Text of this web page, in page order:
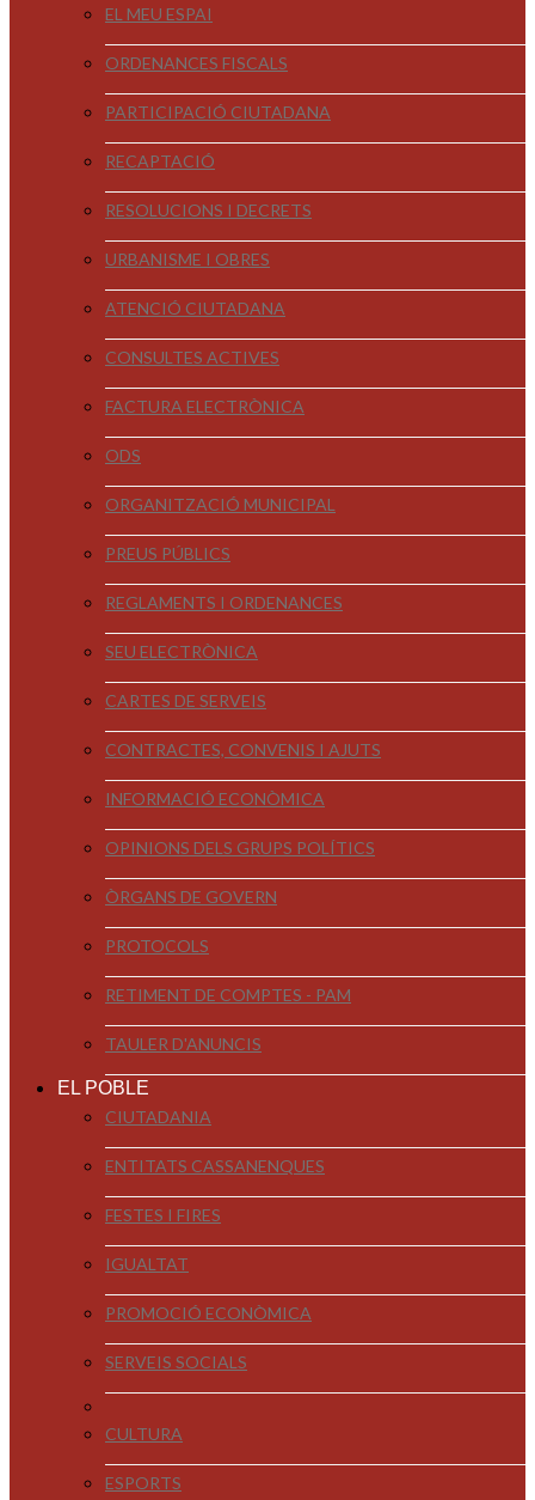
EL MEU ESPAI
ORDENANCES FISCALS
PARTICIPACIÓ CIUTADANA
RECAPTACIÓ
RESOLUCIONS I DECRETS
URBANISME I OBRES
ATENCIÓ CIUTADANA
CONSULTES ACTIVES
FACTURA ELECTRÒNICA
ODS
ORGANITZACIÓ MUNICIPAL
PREUS PÚBLICS
REGLAMENTS I ORDENANCES
SEU ELECTRÒNICA
CARTES DE SERVEIS
CONTRACTES, CONVENIS I AJUTS
INFORMACIÓ ECONÒMICA
OPINIONS DELS GRUPS POLÍTICS
ÒRGANS DE GOVERN
PROTOCOLS
RETIMENT DE COMPTES - PAM
TAULER D'ANUNCIS
EL POBLE
CIUTADANIA
ENTITATS CASSANENQUES
FESTES I FIRES
IGUALTAT
PROMOCIÓ ECONÒMICA
SERVEIS SOCIALS
CULTURA
ESPORTS